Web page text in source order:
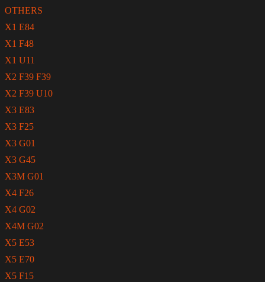
OTHERS
X1 E84
X1 F48
X1 U11
X2 F39 F39
X2 F39 U10
X3 E83
X3 F25
X3 G01
X3 G45
X3M G01
X4 F26
X4 G02
X4M G02
X5 E53
X5 E70
X5 F15